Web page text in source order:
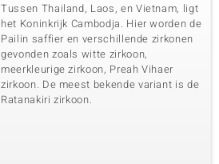
Tussen Thailand, Laos, en Vietnam, ligt
het Koninkrijk Cambodja. Hier worden de
Pailin saffier en verschillende zirkonen
gevonden zoals witte zirkoon,
meerkleurige zirkoon, Preah Vihaer
zirkoon. De meest bekende variant is de
Ratanakiri zirkoon.